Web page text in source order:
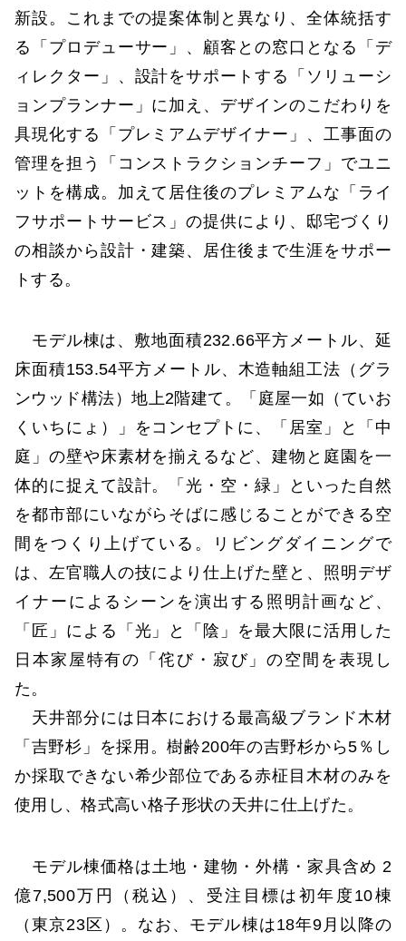
新設。これまでの提案体制と異なり、全体統括す
る「プロデューサー」、顧客との窓口となる「デ
ィレクター」、設計をサポートする「ソリューシ
ョンプランナー」に加え、デザインのこだわりを
具現化する「プレミアムデザイナー」、工事面の
管理を担う「コンストラクションチーフ」でユニ
ットを構成。加えて居住後のプレミアムな「ライ
フサポートサービス」の提供により、邸宅づくり
の相談から設計・建築、居住後まで生涯をサポー
トする。
モデル棟は、敷地面積232.66平方メートル、延
床面積153.54平方メートル、木造軸組工法（グラ
ンウッド構法）地上2階建て。「庭屋一如（ていお
くいちにょ）」をコンセプトに、「居室」と「中
庭」の壁や床素材を揃えるなど、建物と庭園を一
体的に捉えて設計。「光・空・緑」といった自然
を都市部にいながらそばに感じることができる空
間をつくり上げている。リビングダイニングで
は、左官職人の技により仕上げた壁と、照明デザ
イナーによるシーンを演出する照明計画など、
「匠」による「光」と「陰」を最大限に活用した
日本家屋特有の「侘び・寂び」の空間を表現し
た。
天井部分には日本における最高級ブランド木材
「吉野杉」を採用。樹齢200年の吉野杉から5％し
か採取できない希少部位である赤柾目木材のみを
使用し、格式高い格子形状の天井に仕上げた。
モデル棟価格は土地・建物・外構・家具含め 2
億7,500万円（税込）、受注目標は初年度10棟
（東京23区）。なお、モデル棟は18年9月以降の